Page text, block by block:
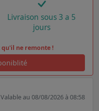
Livraison sous 3 a 5
jours
ne remonte !
Valable au 08/08/2026 à 08:58